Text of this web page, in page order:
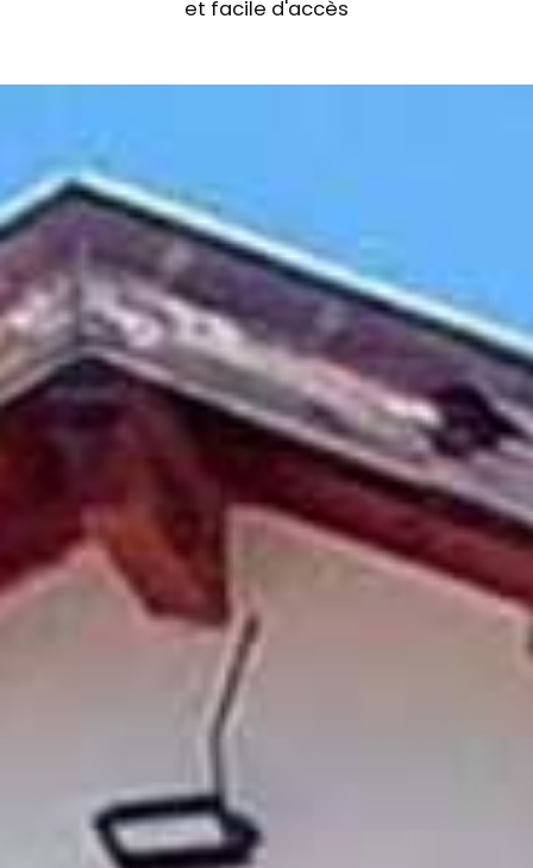
et facile d'accès